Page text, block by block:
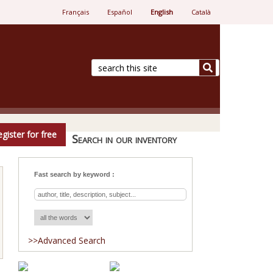
Français Español English Català
for free Search in our inventory
Fast search by keyword :
>>Advanced Search